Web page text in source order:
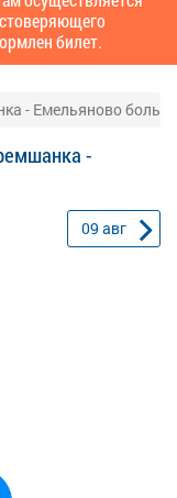
билет.
- Емельяново
-
09 авг